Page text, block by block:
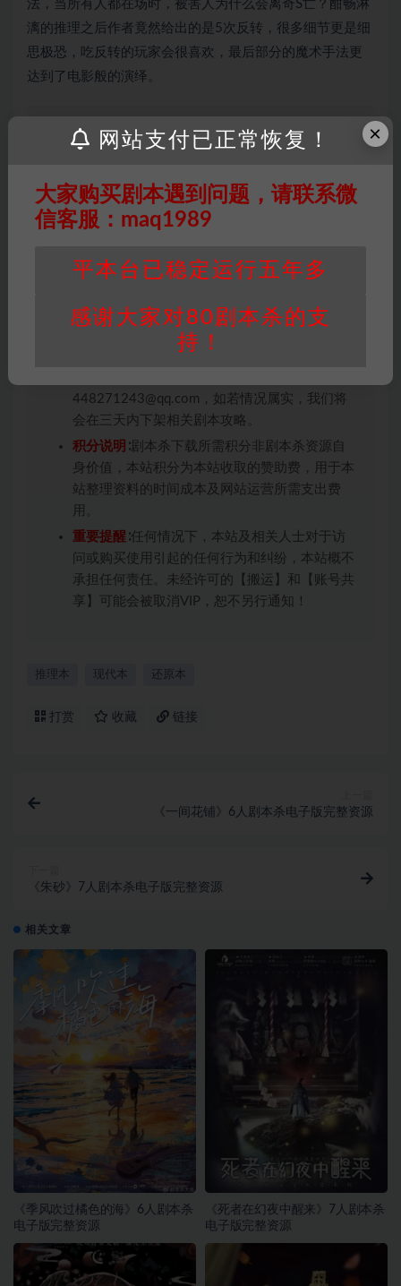
法，当所有人都在场时，被害人为什么会离奇S亡？酣畅淋
漓的推理之后作者竟然给出的是5次反转，很多细节更是细
思极恐，吃反转的玩家会很喜欢，最后部分的魔术手法更
达到了电影般的演绎。
因百度网盘限制，链接有失效的风险，如遇到无
器→ 点此下载←
免责声明
： 本站所有剧本杀资源均为网友分享
用于商业用途!任何人访问、浏览本站，购买或
条约约束，并遵守所有适用的法律法规。
：本站提供的任何剧本杀资源内容的版
权均属于机关版权或权利人。如有侵权，请发邮
448271243@qq.com，如若情况属实，我们将
会在三天内下架相关剧本攻略。
积分说明 ∶剧本杀下载所需积分非剧本杀资源自
身价值，本站积分为本站收取的赞助费，用于本
站整理资料的时间成本及网站运营所需支出费
用。
重要提醒 ∶任何情况下，本站及相关人士对于访
问或购买使用引起的任何行为和纠纷，本站概不
承担任何责任。未经许可的【搬运】和【账号共
享】可能会被取消VIP，恕不另行通知！
推理本 现代本 还原本
打赏 收藏 链接
《一间花铺》6人剧本杀电子版完整资源
《朱砂》7人剧本杀电子版完整资源
相关文章
《季风吹过橘色的海》6人剧本杀
电子版完整资源
《死者在幻夜中醒来》7人剧本杀
电子版完整资源
×
网站支付已正常恢复！
大家购买剧本遇到问题，请联系微
信客服：maq1989
平本台已稳定运行五年多
感谢大家对80剧本杀的支
持！